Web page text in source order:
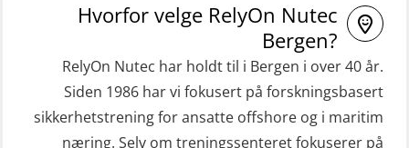
Pustelunge (OSE1251)
Helikopterevakuering med HABD,
inkl. Brannslukking og Førstehjelp-
sivile mannskaper (FSC119)
båt (HMOB) oppdatering (MSE1001)
STCW Livbåtfører redningsfarkoster
32 t (MSE1031)
STCW Mann-Over-Bord
Hvorfor velge RelyOn Nutec
Bergen?
RelyOn Nutec har holdt til i Bergen i over 40 år.
Siden 1986 har vi fokusert på forskningsbasert
sikkerhetstrening for ansatte offshore og i maritim
næring. Selv om treningssenteret fokuserer på